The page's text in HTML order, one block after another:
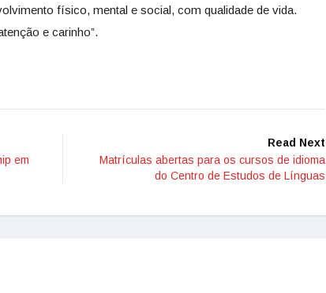
físico, mental e social, com qualidade de vida.
e carinho”.
em
Read Next
Matrículas abertas para os cursos de idioma
do Centro de Estudos de Línguas